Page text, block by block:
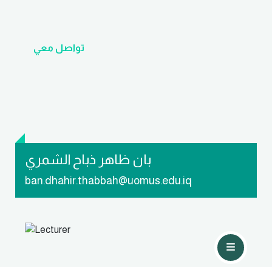
بان ظاهر ذباح الشمري
ban.dhahir.thabbah@uomus.edu.iq
تواصل معي